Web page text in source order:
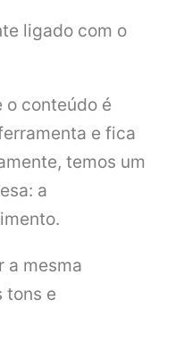
ligado com o
o conteúdo é
e fica
temos um
a
a mesma
tons e